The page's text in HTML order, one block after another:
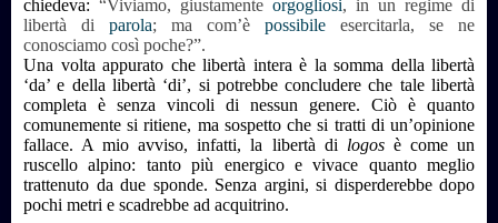
chiedeva: “Viviamo, giustamente orgogliosi, in un regime di
libertà di parola; ma com’è possibile esercitarla, se ne
conosciamo così poche?”.
Una volta appurato che libertà intera è la somma della libertà
‘da’ e della libertà ‘di’, si potrebbe concludere che tale libertà
completa è senza vincoli di nessun genere. Ciò è quanto
comunemente si ritiene, ma sospetto che si tratti di un’opinione
fallace. A mio avviso, infatti, la libertà di logos è come un
ruscello alpino: tanto più energico e vivace quanto meglio
trattenuto da due sponde. Senza argini, si disperderebbe dopo
pochi metri e scadrebbe ad acquitrino.